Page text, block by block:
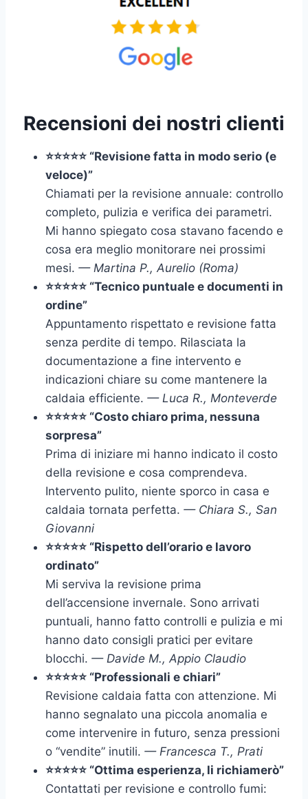
Recensioni dei nostri clienti
⭐⭐⭐⭐⭐ “Revisione fatta in modo serio (e
veloce)”
Chiamati per la revisione annuale: controllo
completo, pulizia e verifica dei parametri.
Mi hanno spiegato cosa stavano facendo e
cosa era meglio monitorare nei prossimi
mesi. — Martina P., Aurelio (Roma)
⭐⭐⭐⭐⭐ “Tecnico puntuale e documenti in
ordine”
Appuntamento rispettato e revisione fatta
senza perdite di tempo. Rilasciata la
documentazione a fine intervento e
indicazioni chiare su come mantenere la
caldaia efficiente. — Luca R., Monteverde
⭐⭐⭐⭐⭐ “Costo chiaro prima, nessuna
sorpresa”
Prima di iniziare mi hanno indicato il costo
della revisione e cosa comprendeva.
Intervento pulito, niente sporco in casa e
caldaia tornata perfetta. — Chiara S., San
Giovanni
⭐⭐⭐⭐⭐ “Rispetto dell’orario e lavoro
ordinato”
Mi serviva la revisione prima
dell’accensione invernale. Sono arrivati
puntuali, hanno fatto controlli e pulizia e mi
hanno dato consigli pratici per evitare
blocchi. — Davide M., Appio Claudio
⭐⭐⭐⭐⭐ “Professionali e chiari”
Revisione caldaia fatta con attenzione. Mi
hanno segnalato una piccola anomalia e
come intervenire in futuro, senza pressioni
o “vendite” inutili. — Francesca T., Prati
⭐⭐⭐⭐⭐ “Ottima esperienza, li richiamerò”
Contattati per revisione e controllo fumi: